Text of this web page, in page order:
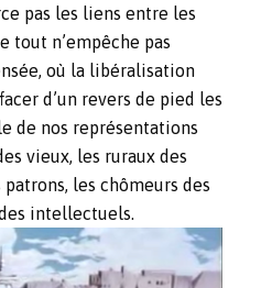
pas les liens entre les
tout n’empêche pas
où la libéralisation
d’un revers de pied les
de nos représentations
vieux, les ruraux des
les chômeurs des
intellectuels.